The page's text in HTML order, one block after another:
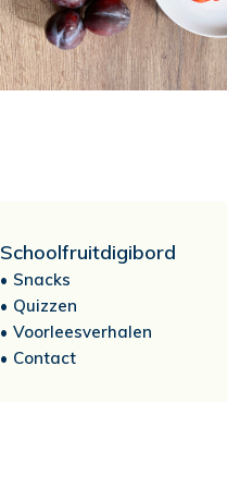
Schoolfruitdigibord
Snacks
Quizzen
Voorleesverhalen
Contact